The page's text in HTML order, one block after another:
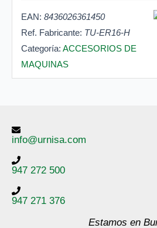
EAN: 8436026361450
Ref. Fabricante: TU-ER16-H
Categoría: ACCESORIOS DE
MAQUINAS
info@urnisa.com
947 272 500
947 271 376
Estamos en